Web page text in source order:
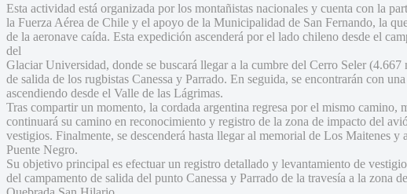
Esta actividad está organizada por los montañistas nacionales y cuenta con la
la Fuerza Aérea de Chile y el apoyo de la Municipalidad de San Fernando, la
de la aeronave caída. Esta expedición ascenderá por el lado chileno desde el
del
Glaciar Universidad, donde se buscará llegar a la cumbre del Cerro Seler
de salida de los rugbistas Canessa y Parrado. En seguida, se encontrarán con
ascendiendo desde el Valle de las Lágrimas.
Tras compartir un momento, la cordada argentina regresa por el mismo camino,
continuará su camino en reconocimiento y registro de la zona de impacto del
vestigios. Finalmente, se descenderá hasta llegar al memorial de Los Maitenes y
Puente Negro.
Su objetivo principal es efectuar un registro detallado y levantamiento de
del campamento de salida del punto Canessa y Parrado de la travesía a la zona